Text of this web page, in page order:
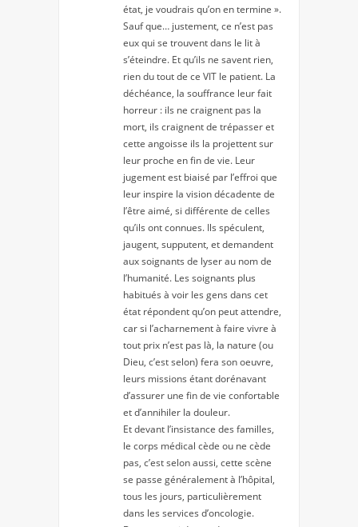
état, je voudrais qu’on en termine ».
Sauf que… justement, ce n’est pas
eux qui se trouvent dans le lit à
s’éteindre. Et qu’ils ne savent rien,
rien du tout de ce VIT le patient. La
déchéance, la souffrance leur fait
horreur : ils ne craignent pas la
mort, ils craignent de trépasser et
cette angoisse ils la projettent sur
leur proche en fin de vie. Leur
jugement est biaisé par l’effroi que
leur inspire la vision décadente de
l’être aimé, si différente de celles
qu’ils ont connues. Ils spéculent,
jaugent, supputent, et demandent
aux soignants de lyser au nom de
l’humanité. Les soignants plus
habitués à voir les gens dans cet
état répondent qu’on peut attendre,
car si l’acharnement à faire vivre à
tout prix n’est pas là, la nature (ou
Dieu, c’est selon) fera son oeuvre,
leurs missions étant dorénavant
d’assurer une fin de vie confortable
et d’annihiler la douleur.
Et devant l’insistance des familles,
le corps médical cède ou ne cède
pas, c’est selon aussi, cette scène
se passe généralement à l’hôpital,
tous les jours, particulièrement
dans les services d’oncologie.